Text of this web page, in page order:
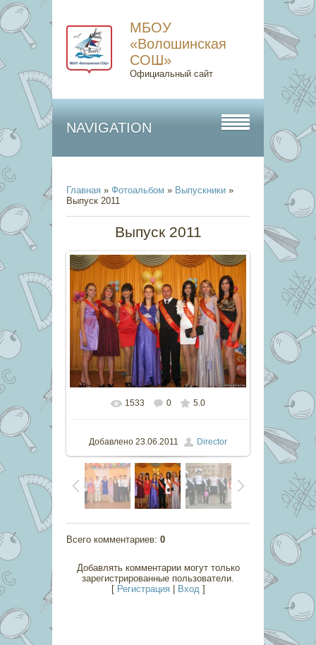
МБОУ
«Волошинская
СОШ»
Официальный сайт
NAVIGATION
Главная » Фотоальбом » Выпускники »
Выпуск 2011
Выпуск 2011
В реальном размере 800x600
100.5Kb
1533 0 5.0
Добавлено 23.06.2011 Director
Всего комментариев: 0
Добавлять комментарии могут только
зарегистрированные пользователи.
[ Регистрация| Вход ]